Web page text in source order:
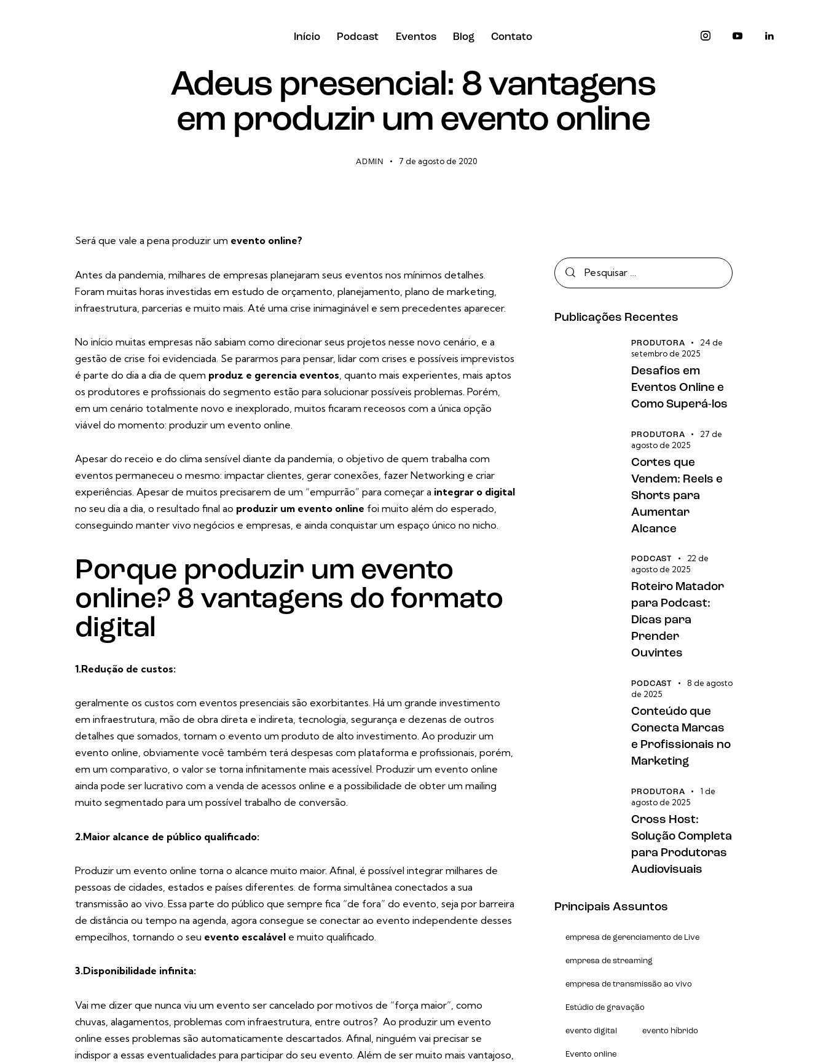
Início Podcast Eventos Blog Contato
Início Podcast Eventos Blog Contato
Adeus presencial: 8 vantagens
em produzir um evento online
ADMIN 7 de agosto de 2020
Será que vale a pena produzir um evento online?
Antes da pandemia, milhares de empresas planejaram seus eventos nos mínimos detalhes.
Foram muitas horas investidas em estudo de orçamento, planejamento, plano de marketing,
infraestrutura, parcerias e muito mais. Até uma crise inimaginável e sem precedentes aparecer.
No início muitas empresas não sabiam como direcionar seus projetos nesse novo cenário, e a
gestão de crise foi evidenciada. Se pararmos para pensar, lidar com crises e possíveis imprevistos
é parte do dia a dia de quem produz e gerencia eventos , quanto mais experientes, mais aptos
os produtores e profissionais do segmento estão para solucionar possíveis problemas. Porém,
em um cenário totalmente novo e inexplorado, muitos ficaram receosos com a única opção
viável do momento: produzir um evento online.
Apesar do receio e do clima sensível diante da pandemia, o objetivo de quem trabalha com
eventos permaneceu o mesmo: impactar clientes, gerar conexões, fazer Networking e criar
experiências. Apesar de muitos precisarem de um “empurrão” para começar a integrar o digital
no seu dia a dia, o resultado final ao produzir um evento online foi muito além do esperado,
conseguindo manter vivo negócios e empresas, e ainda conquistar um espaço único no nicho.
Porque produzir um evento
online? 8 vantagens do formato
digital
1.Redução de custos:
geralmente os custos com eventos presenciais são exorbitantes. Há um grande investimento
em infraestrutura, mão de obra direta e indireta, tecnologia, segurança e dezenas de outros
detalhes que somados, tornam o evento um produto de alto investimento. Ao produzir um
evento online, obviamente você também terá despesas com plataforma e profissionais, porém,
em um comparativo, o valor se torna infinitamente mais acessível. Produzir um evento online
ainda pode ser lucrativo com a venda de acessos online e a possibilidade de obter um mailing
muito segmentado para um possível trabalho de conversão.
2.Maior alcance de público qualificado:
Produzir um evento online torna o alcance muito maior. Afinal, é possível integrar milhares de
pessoas de cidades, estados e países diferentes. de forma simultânea conectados a sua
transmissão ao vivo. Essa parte do público que sempre fica “de fora” do evento, seja por barreira
de distância ou tempo na agenda, agora consegue se conectar ao evento independente desses
empecilhos, tornando o seu evento escalável e muito qualificado.
3.Disponibilidade infinita:
Vai me dizer que nunca viu um evento ser cancelado por motivos de “força maior”, como
chuvas, alagamentos, problemas com infraestrutura, entre outros? Ao produzir um evento
online esses problemas são automaticamente descartados. Afinal, ninguém vai precisar se
indispor a essas eventualidades para participar do seu evento. Além de ser muito mais vantajoso,
Publicações Recentes
PRODUTORA
24 de
setembro de 2025
Desafios em
Eventos Online e
Como Superá-los
PRODUTORA
27 de
agosto de 2025
Cortes que
Vendem: Reels e
Shorts para
Aumentar
Alcance
PODCAST
22 de
agosto de 2025
Roteiro Matador
para Podcast:
Dicas para
Prender
Ouvintes
PODCAST
8 de agosto
de 2025
Conteúdo que
Conecta Marcas
e Profissionais no
Marketing
PRODUTORA
1 de
agosto de 2025
Cross Host:
Solução Completa
para Produtoras
Audiovisuais
Principais Assuntos
empresa de gerenciamento de Live
empresa de streaming
empresa de transmissão ao vivo
Estúdio de gravação
evento digital evento híbrido
Evento online